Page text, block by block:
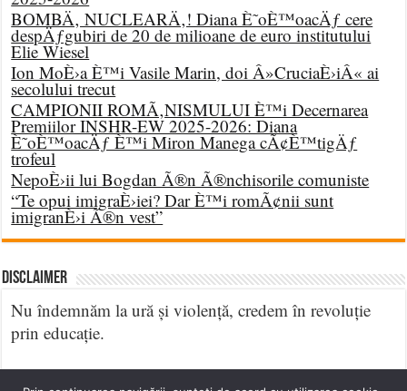
BOMBÄ‚ NUCLEARÄ‚! Diana È˜oÈ™oacÄƒ cere
despÄƒgubiri de 20 de milioane de euro institutului
Elie Wiesel
Ion MoÈ›a È™i Vasile Marin, doi Â»CruciaÈ›iÂ« ai
secolului trecut
CAMPIONII ROMÃ‚NISMULUI È™i Decernarea
Premiilor INSHR-EW 2025-2026: Diana
È˜oÈ™oacÄƒ È™i Miron Manega cÃ¢È™tigÄƒ
trofeul
NepoÈ›ii lui Bogdan Ã®n Ã®nchisorile comuniste
“Te opui imigraÈ›iei? Dar È™i romÃ¢nii sunt
imigranÈ›i Ã®n vest”
DISCLAIMER
Nu îndemnăm la ură și violență, credem în revoluție
prin educație.